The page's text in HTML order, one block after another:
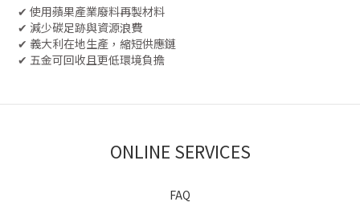
✔ 使用蘋果產業廢料再製材料
✔ 減少碳足跡與資源浪費
✔ 義大利在地生產，縮短供應鏈
✔ 五金可回收且更低環境負擔
ONLINE SERVICES
FAQ